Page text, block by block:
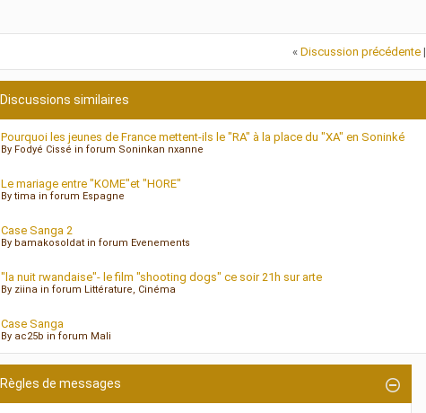
« Discussion précédente|
Discussions similaires
Pourquoi les jeunes de France mettent-ils le "RA" à la place du "XA" en Soninké
By Fodyé Cissé in forum Soninkan nxanne
Le mariage entre "KOME"et "HORE"
By tima in forum Espagne
Case Sanga 2
By bamakosoldat in forum Evenements
"la nuit rwandaise"- le film "shooting dogs" ce soir 21h sur arte
By ziina in forum Littérature, Cinéma
Case Sanga
By ac25b in forum Mali
Règles de messages